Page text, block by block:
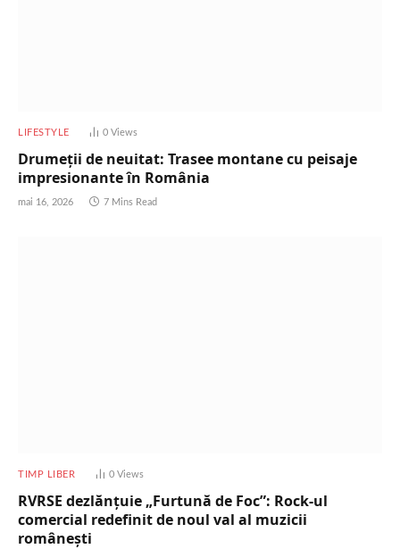
LIFESTYLE 0 Views
Drumeții de neuitat: Trasee montane cu peisaje
impresionante în România
mai 16, 2026 7 Mins Read
TIMP LIBER 0 Views
RVRSE dezlănțuie „Furtună de Foc”: Rock-ul
comercial redefinit de noul val al muzicii
românești